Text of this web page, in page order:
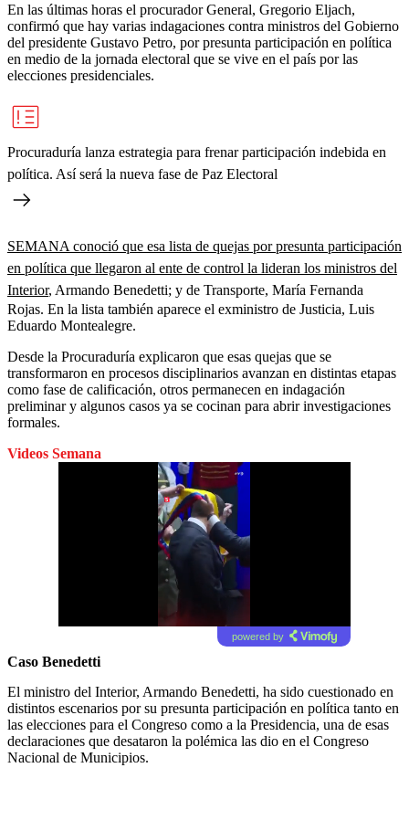
En las últimas horas el procurador General, Gregorio Eljach,
confirmó que hay varias indagaciones contra ministros del Gobierno
del presidente Gustavo Petro, por presunta participación en política
en medio de la jornada electoral que se vive en el país por las
elecciones presidenciales.
Procuraduría lanza estrategia para frenar participación indebida en
política. Así será la nueva fase de Paz Electoral
SEMANA conoció que esa lista de quejas por presunta participación
en política que llegaron al ente de control la lideran los ministros del
Interior, Armando Benedetti; y de Transporte, María Fernanda
Rojas. En la lista también aparece el exministro de Justicia, Luis
Eduardo Montealegre.
Desde la Procuraduría explicaron que esas quejas que se
transformaron en procesos disciplinarios avanzan en distintas etapas
como fase de calificación, otros permanecen en indagación
preliminar y algunos casos ya se cocinan para abrir investigaciones
formales.
Videos Semana
powered by
Caso Benedetti
El ministro del Interior, Armando Benedetti, ha sido cuestionado en
distintos escenarios por su presunta participación en política tanto en
las elecciones para el Congreso como a la Presidencia, una de esas
declaraciones que desataron la polémica las dio en el Congreso
Nacional de Municipios.